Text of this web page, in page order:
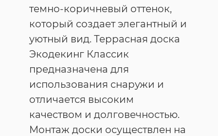
темно-коричневый оттенок,
который создает элегантный и
уютный вид. Террасная доска
Экодекинг Классик
предназначена для
использования снаружи и
отличается высоким
качеством и долговечностью.
Монтаж доски осуществлен на